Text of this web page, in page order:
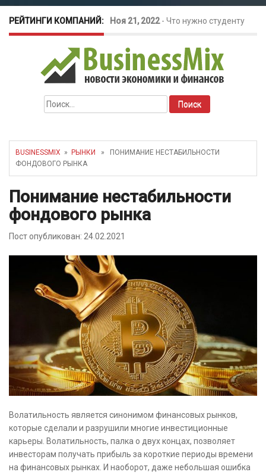
РЕЙТИНГИ КОМПАНИЙ: Ноя 21, 2022- Что нужно студенту
для открытия бизнеса?
Окт 26, 2022-Телефония для
amoCRM: лучшие инструменты для
бизнеса
как защитить свой бизнес?
Найти:
BUSINESSMIX » РЫНКИ
» ПОНИМАНИЕ НЕСТАБИЛЬНОСТИ
ФОНДОВОГО РЫНКА
Понимание нестабильности
фондового рынка
Пост опубликован: 24.02.2021
Волатильность является синонимом финансовых рынков,
которые сделали и разрушили многие инвестиционные
карьеры. Волатильность, палка о двух концах, позволяет
инвесторам получать прибыль за короткие периоды времени
на финансовых рынках. И наоборот, даже небольшая ошибка